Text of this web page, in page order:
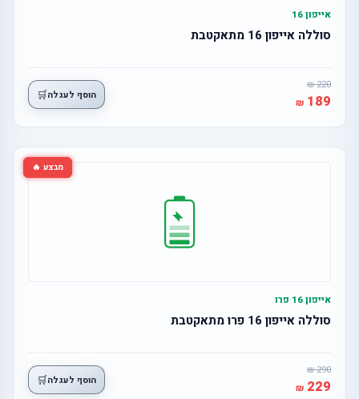
אייפון 16
סוללה אייפון 16 מתאקטבת
220
189 הוסף לעגלה🛒
מבצע 🔥
אייפון 16 פרו
סוללה אייפון 16 פרו מתאקטבת
290
229 הוסף לעגלה🛒